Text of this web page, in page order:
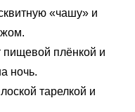
«чашу» и
плёнкой и
ночь.
тарелкой и